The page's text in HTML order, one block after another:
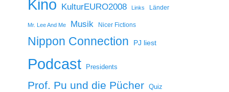
Kino KulturEURO2008 Links Länder
Mr. Lee And Me Musik Nicer Fictions
Nippon Connection PJ liest
Podcast Presidents
Prof. Pu und die Pücher Quiz